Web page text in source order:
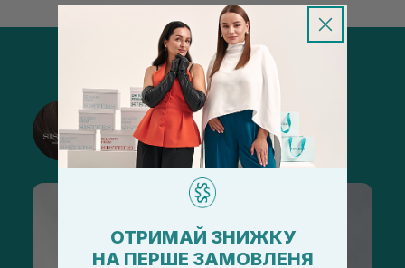
@sisters_stelmakh в Instagram
Подписаться
ОТРИМАЙ ЗНИЖКУ
НА ПЕРШЕ ЗАМОВЛЕНЯ